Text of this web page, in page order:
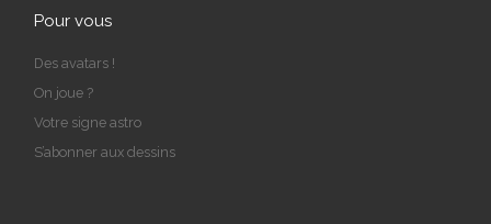
Pour vous
Des avatars !
On joue ?
Votre signe astro
S’abonner aux dessins